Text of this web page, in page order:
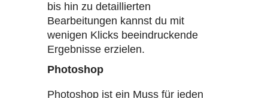
bis hin zu detaillierten
Bearbeitungen kannst du mit
wenigen Klicks beeindruckende
Ergebnisse erzielen.
Photoshop
Photoshop ist ein Muss für jeden